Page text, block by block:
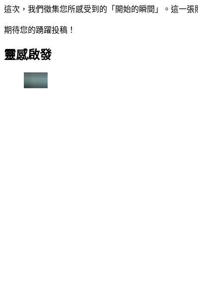
這次，我們徵集您所感受到的「開始的瞬間」。這一張
期待您的踴躍投稿！
靈感啟發